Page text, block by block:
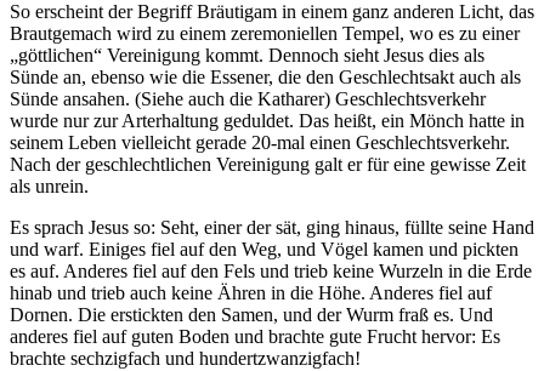
So erscheint der Begriff Bräutigam in einem ganz anderen Licht, das
Brautgemach wird zu einem zeremoniellen Tempel, wo es zu einer
„göttlichen“ Vereinigung kommt. Dennoch sieht Jesus dies als
Sünde an, ebenso wie die Essener, die den Geschlechtsakt auch als
Sünde ansahen. (Siehe auch die Katharer) Geschlechtsverkehr
wurde nur zur Arterhaltung geduldet. Das heißt, ein Mönch hatte in
seinem Leben vielleicht gerade 20-mal einen Geschlechtsverkehr.
Nach der geschlechtlichen Vereinigung galt er für eine gewisse Zeit
als unrein.
Es sprach Jesus so: Seht, einer der sät, ging hinaus, füllte seine Hand
und warf. Einiges fiel auf den Weg, und Vögel kamen und pickten
es auf. Anderes fiel auf den Fels und trieb keine Wurzeln in die Erde
hinab und trieb auch keine Ähren in die Höhe. Anderes fiel auf
Dornen. Die erstickten den Samen, und der Wurm fraß es. Und
anderes fiel auf guten Boden und brachte gute Frucht hervor: Es
brachte sechzigfach und hundertzwanzigfach!